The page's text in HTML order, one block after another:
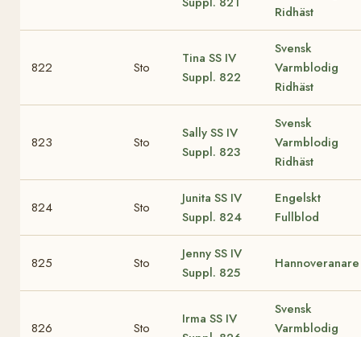
Ridhäst
822 Sto
Tina SS IV
Suppl. 822
Svensk
Varmblodig
Ridhäst
823 Sto
SallySS IV
Suppl. 823
Svensk
Varmblodig
Ridhäst
824 Sto
Junita SS IV
Suppl. 824
Engelskt
Fullblod
825 Sto
JennySS IV
Suppl. 825
Hannoveranare
826 Sto
Irma SS IV
Svensk
Varmblodig